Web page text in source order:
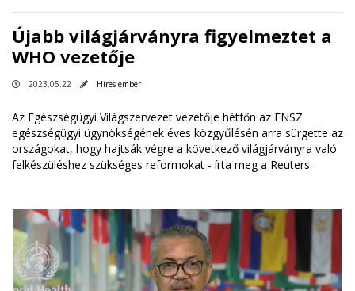
Újabb világjárványra figyelmeztet a
WHO vezetője
2023.05.22 Híres ember
Az Egészségügyi Világszervezet vezetője hétfőn az ENSZ
egészségügyi ügynökségének éves közgyűlésén arra sürgette az
országokat, hogy hajtsák végre a következő világjárványra való
felkészüléshez szükséges reformokat - írta meg a Reuters.